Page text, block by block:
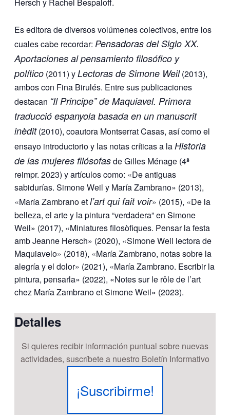
Es editora de diversos volúmenes colectivos, entre los
cuales cabe recordar: Pensadoras del Siglo XX.
Aportaciones al pensamiento filosófico y
político (2011) yLectoras de Simone Weil(2013),
ambos con Fina Birulés. Entre sus publicaciones
destacan “Il Principe” de Maquiavel. Primera
traducció espanyola basada en un manuscrit
inèdit(2010), coautora Montserrat Casas, así como el
ensayo introductorio y las notas críticas a la Historia
de las mujeres filósofasde Gilles Ménage (4ª
reimpr. 2023) y artículos como: «De antiguas
sabidurías. Simone Weil y María Zambrano» (2013),
«María Zambrano etl’art qui fait voir» (2015), «De la
belleza, el arte y la pintura “verdadera” en Simone
Weil» (2017), «Miniatures filosòfiques. Pensar la festa
amb Jeanne Hersch» (2020), «Simone Weil lectora de
Maquiavelo» (2018), «María Zambrano, notas sobre la
alegría y el dolor» (2021), «María Zambrano. Escribir la
pintura, pensarla» (2022), «Notes sur le rôle de l’art
chez María Zambrano et Simone Weil» (2023).
Detalles
Si quieres recibir información puntual sobre nuevas
actividades, suscríbete a nuestro Boletín Informativo
¡Suscribirme!